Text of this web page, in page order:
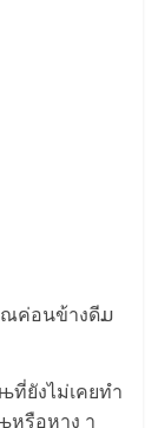
ณค่อนข้างดีມ
ที่ยังไม่เคยทำ
หรือหาง า